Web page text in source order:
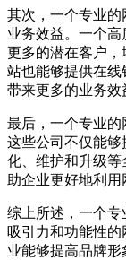
其次，一个专业
业务效益。一个高
更多的潜在客户，
站也能够提供在
带来更多的业务效
最后，一个专业的
这些公司不仅能
化、维护和升级
助企业更好地利用
综上所述，一个
吸引力和功能性
业能够提高品牌